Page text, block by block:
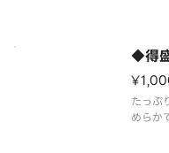
◆得
たっぷ
めらか